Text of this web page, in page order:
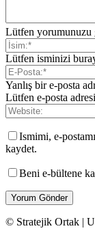
Lütfen yorumunuzu
Lütfen isminizi
Yanlış bir e-posta
Lütfen e-posta
Ismimi, e-
kaydet.
Beni e-bültene
© Stratejik Ortak |